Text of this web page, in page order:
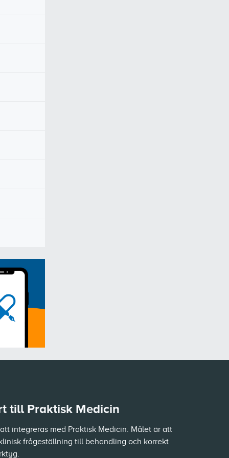
till Praktisk Medicin
integreras med Praktisk Medicin. Målet är att
frågeställning till behandling och korrekt